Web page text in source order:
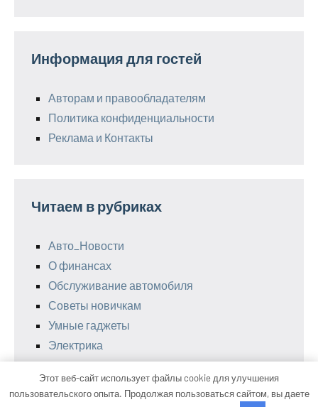
Информация для гостей
Авторам и правообладателям
Политика конфиденциальности
Реклама и Контакты
Читаем в рубриках
Авто_Новости
О финансах
Обслуживание автомобиля
Советы новичкам
Умные гаджеты
Электрика
Этот веб-сайт использует файлы cookie для улучшения
пользовательского опыта. Продолжая пользоваться сайтом, вы даете